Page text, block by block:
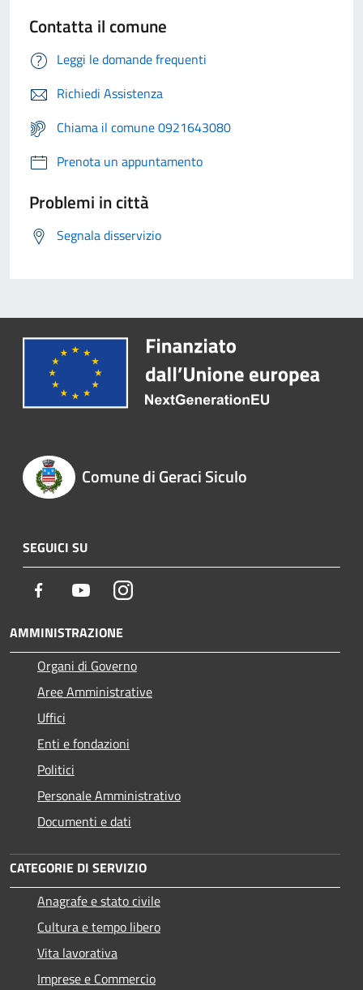
Contatta il comune
Leggi le domande frequenti
Richiedi Assistenza
Chiama il comune 0921643080
Prenota un appuntamento
Problemi in città
Segnala disservizio
Comune di Geraci Siculo
SEGUICI SU
Facebook YoutubeInstagram
AMMINISTRAZIONE
Organi di Governo
Aree Amministrative
Uffici
Enti e fondazioni
Politici
Personale Amministrativo
Documenti e dati
CATEGORIE DI SERVIZIO
Anagrafe e stato civile
Cultura e tempo libero
Vita lavorativa
Imprese e Commercio